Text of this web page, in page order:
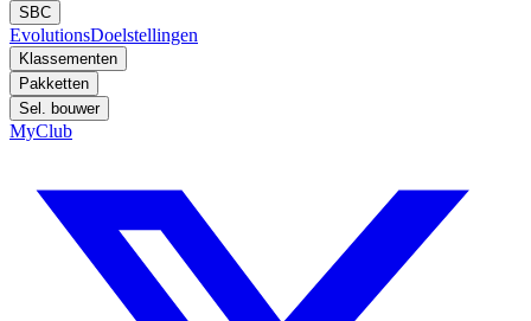
SBC
EvolutionsDoelstellingen
Klassementen
Pakketten
Sel. bouwer
MyClub